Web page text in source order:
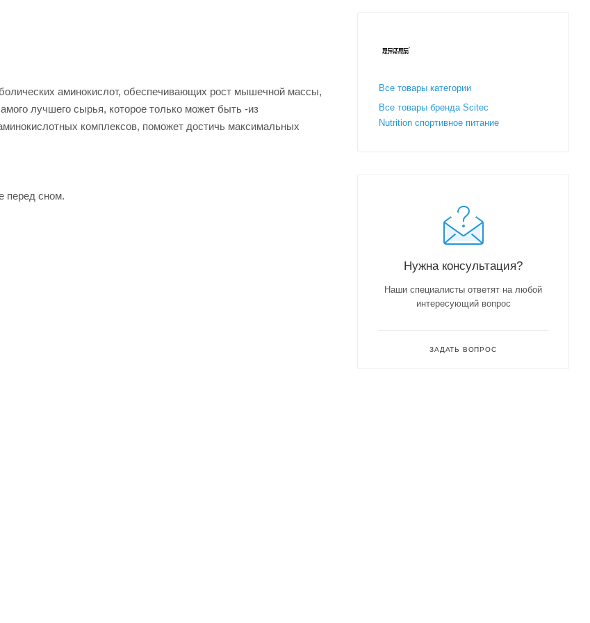
аминокислот, обеспечивающих рост мышечной массы,
лучшего сырья, которое только может быть -из
комплексов, поможет достичь максимальных
перед сном.
Все товары категории
Все товары бренда Scitec
Nutrition спортивное питание
Нужна консультация?
Наши специалисты ответят на любой
интересующий вопрос
ЗАДАТЬ ВОПРОС